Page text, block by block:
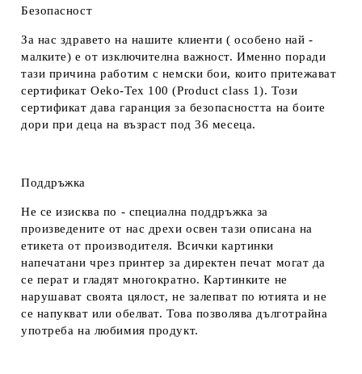
Безопасност
За нас здравето на нашите клиенти ( особено най -
малките) е от изключителна важност. Именно поради
тази причина работим с немски бои, които притежават
сертификат Oeko-Tex 100 (Product class 1). Този
сертификат дава гаранция за безопасността на боите
дори при деца на възраст под 36 месеца.
Поддръжка
Не се изисква по - специална поддръжка за
произведените от нас дрехи освен тази описана на
етикета от производителя. Всички картинки
напечатани чрез принтер за директен печат могат да
се перат и гладят многократно. Картинките не
нарушават своята цялост, не залепват по ютията и не
се напукват или обелват. Това позволява дълготрайна
употреба на любимия продукт.